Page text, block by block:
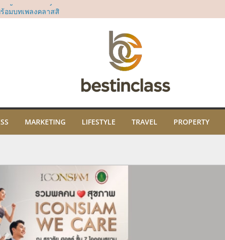
ชิญร่วมชม “Royal
อมบทเพลงคลาสสิ
คมอุตสาหกรรม
MARKETING LIFESTYLE TRAVEL PROPERTY